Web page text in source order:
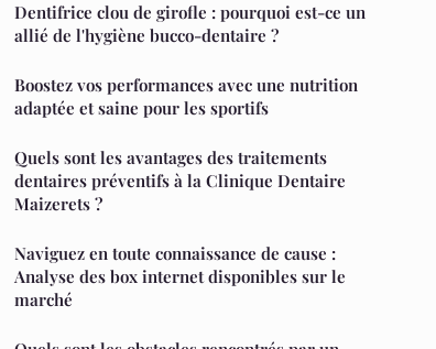
Dentifrice clou de girofle : pourquoi est-ce un
allié de l'hygiène bucco-dentaire ?
Boostez vos performances avec une nutrition
adaptée et saine pour les sportifs
Quels sont les avantages des traitements
dentaires préventifs à la Clinique Dentaire
Maizerets ?
Naviguez en toute connaissance de cause :
Analyse des box internet disponibles sur le
marché